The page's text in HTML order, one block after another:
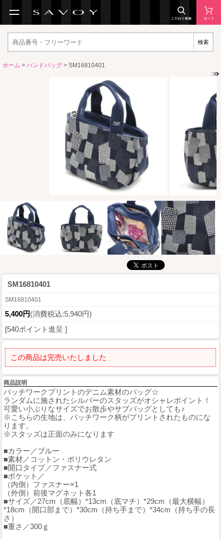
検索
ホーム > ハンドバッグ > SM16810401
SM16810401
SM16810401
5,400円(消費税込:5,940円)
[540ポイント進呈 ]
この商品は完売いたしました
商品説明
パッチワークプリントのデニム素材のバッグ☆
ランダムに施されたシルバーのスタッズがオシャレポイント！
可愛い小ぶりなサイズでお散歩やサブバッグとしても♪
※こちらの生地は、パッチワーク柄がプリントされたものにな
ります。
※スタッズは正面のみになります
■カラー／ブルー
■素材／コットン・ポリウレタン
■開口タイプ／ファスナー式
■ポケット／
（内側）ファスナー×1
（外側）前後マグネット各1
■サイズ／27cm（底幅）*13cm（底マチ）*29cm（最大横幅）
*18cm（開口部まで）*30cm（持ち手まで）*34cm（持ち手の長
さ）
■重さ／300ｇ